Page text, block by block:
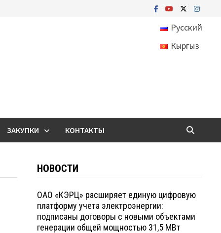
Русский
Кыргыз
ЗАКУПКИ КОНТАКТЫ
НОВОСТИ
ОАО «КЭРЦ» расширяет единую цифровую
платформу учета электроэнергии:
подписаны договоры с новыми объектами
генерации общей мощностью 31,5 МВт